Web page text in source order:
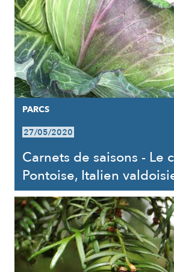
PARCS
27/05/2020
Carnets de saisons - Le
Pontoise, Italien